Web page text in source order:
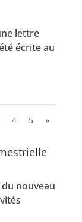
lettre
écrite au
4 5 »
nouveau